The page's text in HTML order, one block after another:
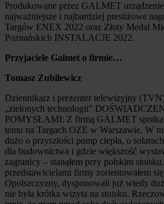
Produkowane przez GALMET urządzenie
najważniejsze i najbardziej prestiżowe
Targów ENEX 2022 oraz Złoty Medal
Poznańskich INSTALACJE 2022.
Przyjaciele Galmet o firmie…
Tomasz Zubilewicz
Dziennikarz i prezenter telewizyjny
„zielonych technologii”
POMYSŁAMI: Z firmą GALMET
temu na Targach OZE w Warszawie. W
dużo o przyszłości pomp ciepła, o
dla budownictwa i gdzie większość
zagranicy – stanąłem przy polskim
przedstawicielami firmy zorientowałem
Opolszczyzny, dysponowali już wtedy
nie była krótka wizyta na stoisku.